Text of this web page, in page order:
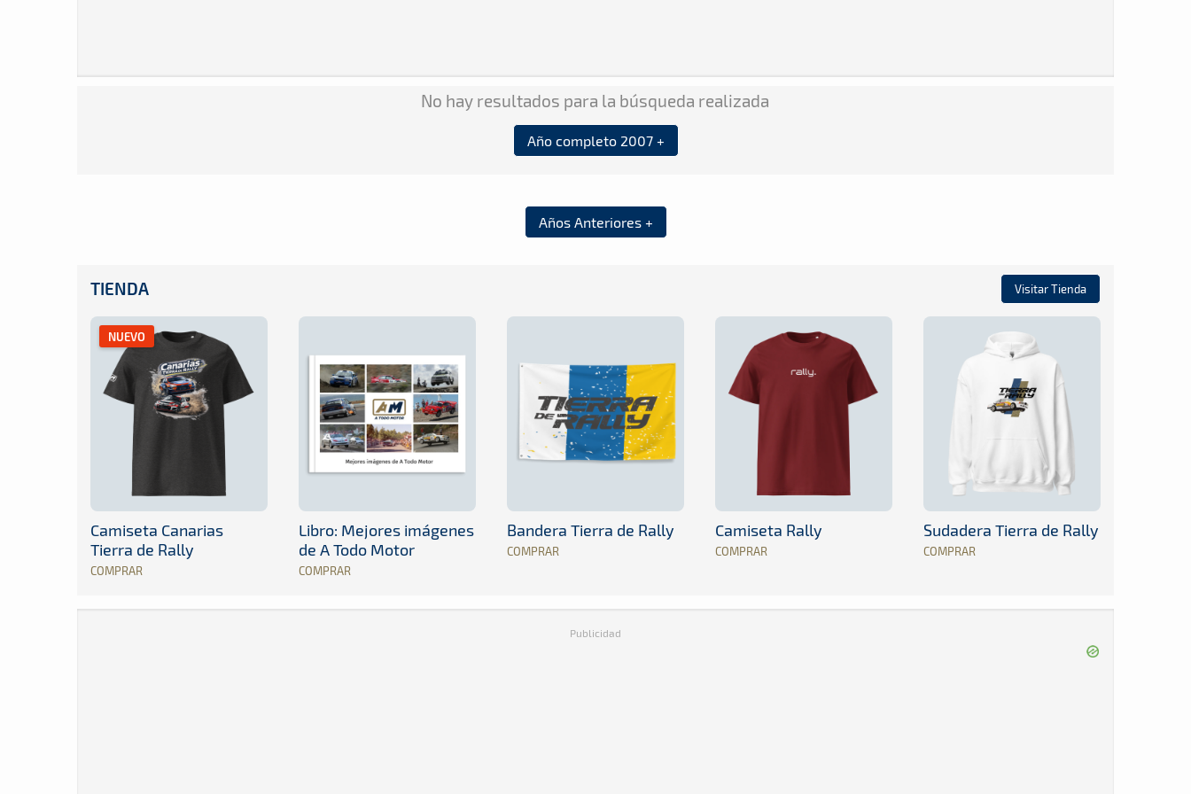
No hay resultados para la búsqueda realizada
Año completo 2007 +
Años Anteriores +
TIENDA Visitar Tienda
NUEVO
Camiseta Canarias
Tierra de Rally
COMPRAR
Libro: Mejores imágenes
de A Todo Motor
COMPRAR
Bandera Tierra de Rally
COMPRAR
Camiseta Rally
COMPRAR
Sudadera Tierra de Rally
COMPRAR
Publicidad